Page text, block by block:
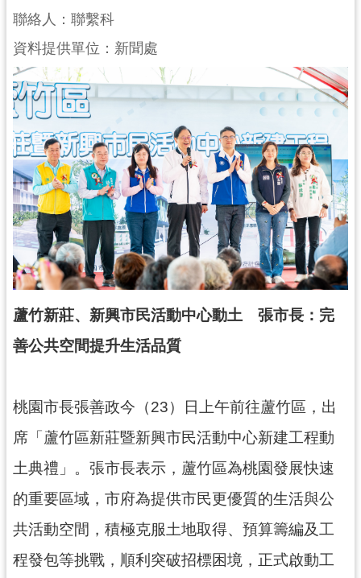
們
機
通
訊
錄
業
務
資
訊
訊
息
公
便
民
府
資
公
開
回
聯絡人：聯繫科
資料提供單位：新聞處
蘆竹新莊、新興市民活動中心動土 張市長：完
善公共空間提升生活品質
桃園市長張善政今（23）日上午前往蘆竹區，出
席「蘆竹區新莊暨新興市民活動中心新建工程動
土典禮」。張市長表示，蘆竹區為桃園發展快速
的重要區域，市府為提供市民更優質的生活與公
共活動空間，積極克服土地取得、預算籌編及工
程發包等挑戰，順利突破招標困境，正式啟動工